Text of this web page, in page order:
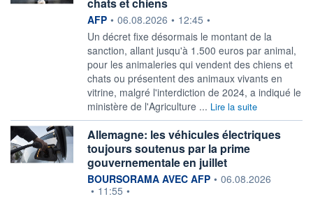
information fournie par
AFP • 06.08.2026 • 12:45 •
Un décret fixe désormais le montant de la
sanction, allant jusqu'à 1.500 euros par animal,
pour les animaleries qui vendent des chiens et
chats ou présentent des animaux vivants en
vitrine, malgré l'interdiction de 2024, a indiqué le
ministère de l'Agriculture ... Lire la suite
Allemagne: les véhicules électriques
toujours soutenus par la prime
gouvernementale en juillet
information fournie par
BOURSORAMA AVEC AFP • 06.08.2026
• 11:55 •